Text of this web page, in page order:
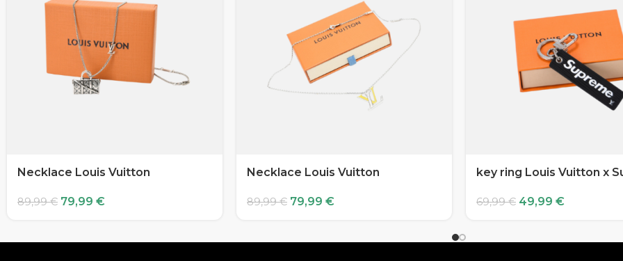
Necklace Louis Vuitton
89,99€ 79,99 €
Necklace Louis Vuitton
89,99€ 79,99 €
key ring Louis Vuitton x
69,99€ 49,99 €